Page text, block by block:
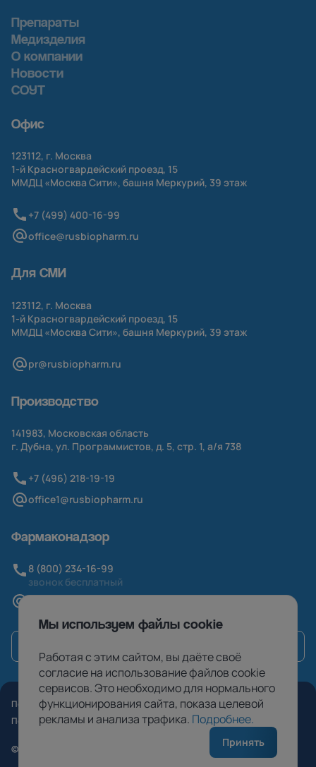
Препараты
Медизделия
О компании
Новости
СОУТ
Офис
123112, г. Москва
1-й Красногвардейский проезд, 15
ММДЦ «Москва Сити», башня Меркурий, 39 этаж
+7 (499) 400-16-99
office@rusbiopharm.ru
Для СМИ
123112, г. Москва
1-й Красногвардейский проезд, 15
ММДЦ «Москва Сити», башня Меркурий, 39 этаж
pr@rusbiopharm.ru
Производство
141983, Московская область
г. Дубна, ул. Программистов, д. 5, стр. 1, а/я 738
+7 (496) 218-19-19
office1@rusbiopharm.ru
Фармаконадзор
8 (800) 234-16-99
звонок бесплатный
© 2026
Политика конфиденциальности
Пользовательское соглашение
Мы используем файлы cookie
Работая с этим сайтом, вы даёте своё
согласие на использование файлов cookie
сервисов. Это необходимо для нормального
функционирования сайта, показа целевой
рекламы и анализа трафика. Подробнее.
Принять